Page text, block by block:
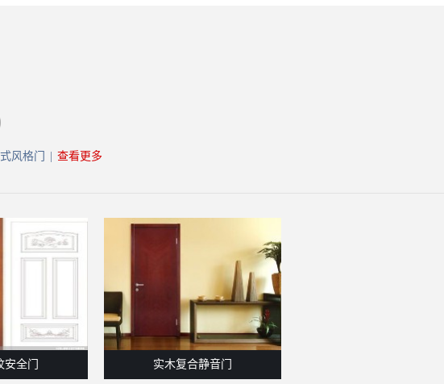
风格门 查看更多
全门 实木复合静音门